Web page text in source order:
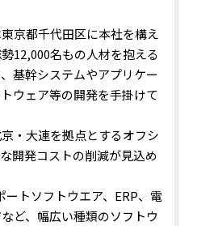
京都千代田区に本社を構え
12,000名もの人材を抱える
基幹システムやアプリケー
ウェア等の開発を手掛けて
・大連を拠点とするオフシ
開発コストの削減が見込め
トソフトウエア、ERP、電
ど、幅広い種類のソフトウ